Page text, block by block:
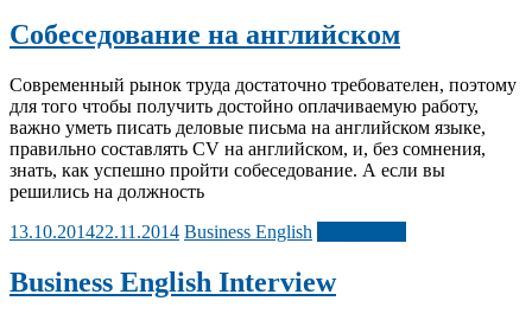
Собеседование на английском
Современный рынок труда достаточно требователен, поэтому
для того чтобы получить достойно оплачиваемую работу,
важно уметь писать деловые письма на английском языке,
правильно составлять CV на английском, и, без сомнения,
знать, как успешно пройти собеседование. А если вы
решились на должность
13.10.201422.11.2014 Business English
Business English Interview